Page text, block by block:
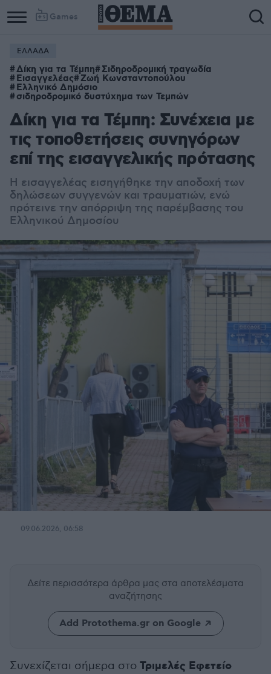
Games
ΕΛΛΑΔΑ
Δίκη για τα Τέμπη Σιδηροδρομική τραγωδία
Εισαγγελέας Ζωή Κωνσταντοπούλου
Ελληνικό Δημόσιο
σιδηροδρομικό δυστύχημα των Τεμπών
Δίκη για τα Τέμπη: Συνέχεια με
τις τοποθετήσεις συνηγόρων
επί της εισαγγελικής πρότασης
Η εισαγγελέας εισηγήθηκε την αποδοχή των
δηλώσεων συγγενών και τραυματιών, ενώ
πρότεινε την απόρριψη της παρέμβασης του
Ελληνικού Δημοσίου
09.06.2026, 06:58
Δείτε περισσότερα άρθρα μας στα αποτελέσματα
αναζήτησης
Add Protothema.gr on Google
Συνεχίζεται σήμερα στο Τριμελές Εφετείο